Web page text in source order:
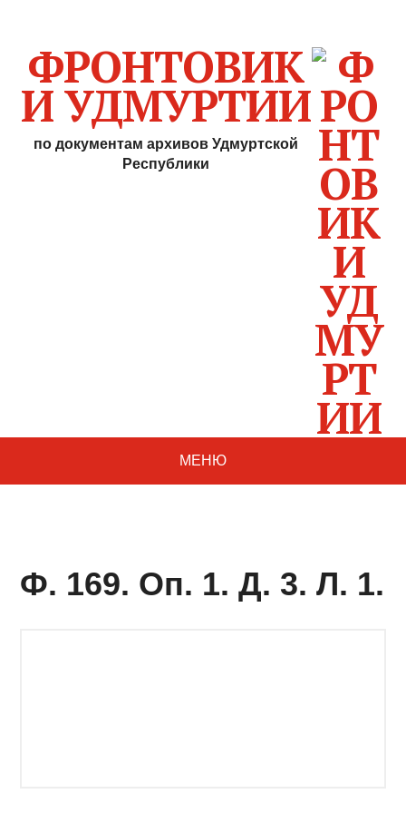
ФРОНТОВИК
И УДМУРТИИ
по документам архивов Удмуртской
Республики
МЕНЮ
Ф. 169. Оп. 1. Д. 3. Л. 1.